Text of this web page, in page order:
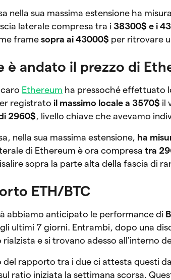
nella sua massima estensione ha
laterale compresa tra i 38300$ e i
framesopra ai 43000$ per ritrovare
è andato il prezzo di
Ethereum ha pressoché effettuato
registrato il massimo locale a 3570$ il
2960$ , livello chiave che avevamo
nella sua massima estensione, ha
di Ethereum è ora compresatra
sopra la parte alta della fascia di
ETH/BTC
abbiamo anticipato le performance di
ultimi 7 giorni. Entrambi, dopo una
rialzista e si trovano adesso all’interno
del rapporto tra i due ci attesta questi
ratio iniziata la settimana scorsa.